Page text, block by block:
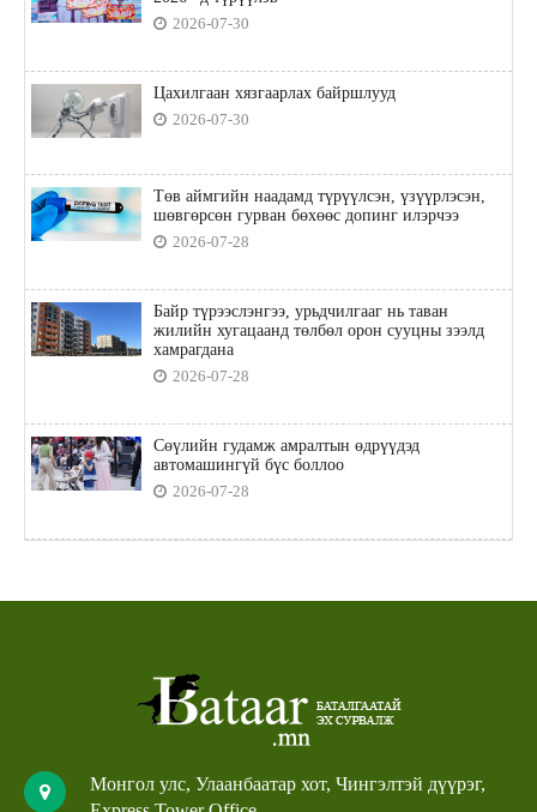
2026-07-30
Цахилгаан хязгаарлах байршлууд
2026-07-30
Төв аймгийн наадамд түрүүлсэн, үзүүрлэсэн,
шөвгөрсөн гурван бөхөөс допинг илэрчээ
2026-07-28
Байр түрээслэнгээ, урьдчилгааг нь таван
жилийн хугацаанд төлбөл орон сууцны зээлд
хамрагдана
2026-07-28
Сөүлийн гудамж амралтын өдрүүдэд
автомашингүй бүс боллоо
2026-07-28
Монгол улс, Улаанбаатар хот, Чингэлтэй дүүрэг,